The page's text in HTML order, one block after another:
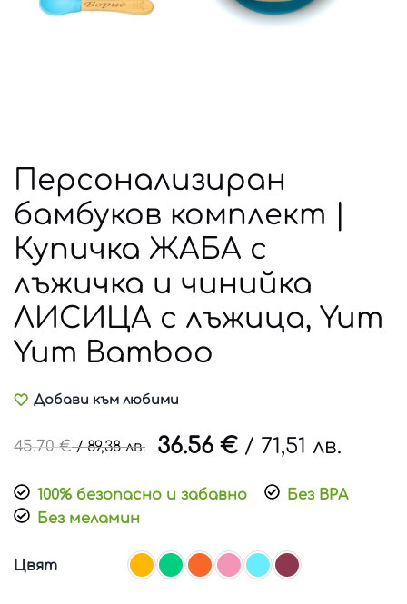
Персонализиран
бамбуков комплект |
Купичка ЖАБА с
лъжичка и чинийка
ЛИСИЦА с лъжица, Yum
Yum Bamboo
Добави към любими
45.70€/89,38 лв. 36.56 € / 71,51 лв.
100% безопасно и забавно
Без BPA
Без меламин
Цвят